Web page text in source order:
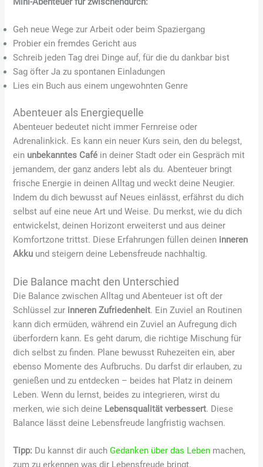
Geh neue Wege zur Arbeit oder beim Spaziergang
Probier ein fremdes Gericht aus
Schreib jeden Tag drei Dinge auf, für die du dankbar bist
Sag öfter Ja zu spontanen Einladungen
Lies ein Buch aus einem ungewohnten Genre
Abenteuer als Energiequelle
Abenteuer bedeutet nicht immer Fernreise oder
Adrenalinkick. Es kann ein neuer Kurs sein, den du belegst,
ein unbekanntes Café in deiner Stadt oder ein Gespräch mit
jemandem, der ganz anders lebt als du. Abenteuer bringt
frische Energie in deinen Alltag und weckt deine Neugier.
Indem du dich bewusst auf Neues einlässt, erfährst du dich
selbst auf eine neue Art und Weise. Du merkst, wie du dich
entwickelst, deinen Horizont erweiterst und aus deiner
Komfortzone trittst. Diese Erfahrungen füllen deinen inneren
Akku und steigern deine Lebensfreude nachhaltig.
Die Balance macht den Unterschied
Die Balance zwischen Alltag und Abenteuer ist oft der
Schlüssel zur inneren Zufriedenheit. Ein Zuviel an Routinen
kann dich ermüden, während ein Zuviel an Aufregung dich
überfordern kann. Es geht darum, die richtige Mischung für
dich selbst zu finden. Plane bewusst Ruhezeiten ein, aber
ebenso Momente des Aufbruchs. Du darfst dir erlauben, zu
genießen und zu entdecken – beides hat Platz in deinem
Leben. Wenn du lernst, beides zu integrieren, wirst du
merken, wie sich deine Lebensqualität verbessert. Diese
Balance lässt deine Lebensfreude langfristig wachsen.
Tipp: Du kannst dir auchGedanken über das Leben machen,
zum zu erkennen was dir Lebensfreude bringt.